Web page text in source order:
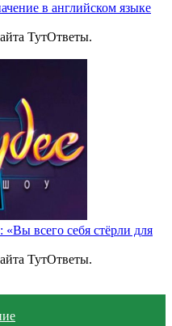
в английском языке
ТутОтветы.
всего себя стёрли для
ТутОтветы.